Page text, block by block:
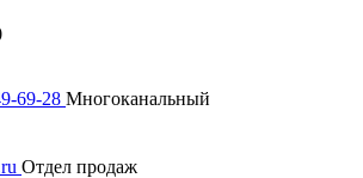
69-28 Многоканальный
Отдел продаж